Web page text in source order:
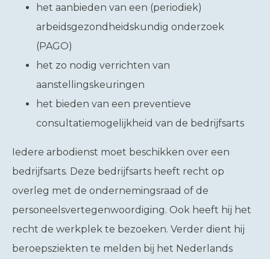
het aanbieden van een (periodiek)
arbeidsgezondheidskundig onderzoek
(PAGO)
het zo nodig verrichten van
aanstellingskeuringen
het bieden van een preventieve
consultatiemogelijkheid van de bedrijfsarts
Iedere arbodienst moet beschikken over een
bedrijfsarts. Deze bedrijfsarts heeft recht op
overleg met de ondernemingsraad of de
personeelsvertegenwoordiging. Ook heeft hij het
recht de werkplek te bezoeken. Verder dient hij
beroepsziekten te melden bij het Nederlands